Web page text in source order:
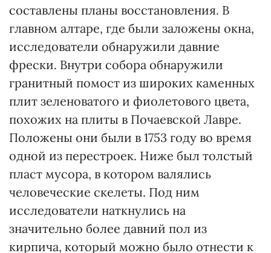
составлены планы восстановления. В
главном алтаре, где были заложены окна,
исследователи обнаружили давние
фрески. Внутри собора обнаружили
гранитный помост из широких каменных
плит зеленоватого и фиолетового цвета,
похожих на плиты в Почаевской Лавре.
Положены они были в 1753 году во время
одной из перестроек. Ниже был толстый
пласт мусора, в котором валялись
человеческие скелеты. Под ним
исследователи наткнулись на
значительно более давний пол из
кирпича, который можно было отнести к